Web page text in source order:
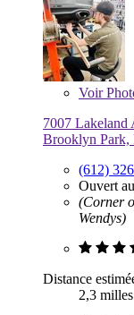
Voir
7007 Lakeland
Brooklyn Park,
(612)
Ouvert
(Corner
Wendys)
Distance
2,3 milles